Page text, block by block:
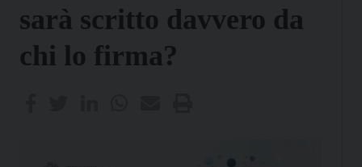
sarà scritto davvero da
chi lo firma?